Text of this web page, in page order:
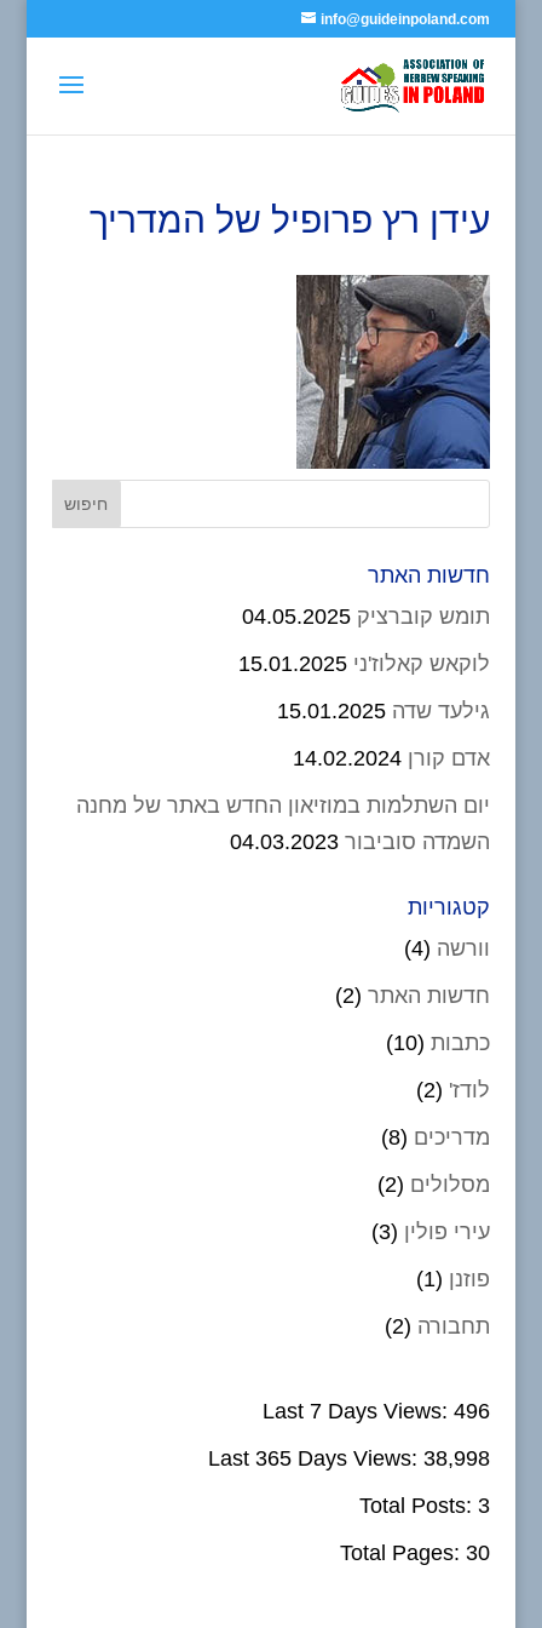
info@guideinpoland.com
עידן רץ פרופיל של המדריך
חדשות האתר
תומש קוברציק 04.05.2025
לוקאש קאלוז'ני 15.01.2025
גילעד שדה 15.01.2025
אדם קורן 14.02.2024
יום השתלמות במוזיאון החדש באתר של מחנה
השמדה סוביבור 04.03.2023
קטגוריות
וורשה (4)
חדשות האתר(2)
כתבות(10)
לודז' (2)
מדריכים (8)
מסלולים (2)
עירי פולין (3)
פוזנן (1)
תחבורה (2)
Last 7 Days Views:496
Last 365 Days Views:38,998
Total Posts:3
Total Pages:30